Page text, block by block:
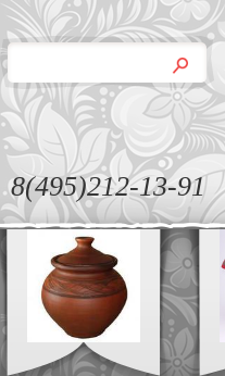
8(495)212-13-91